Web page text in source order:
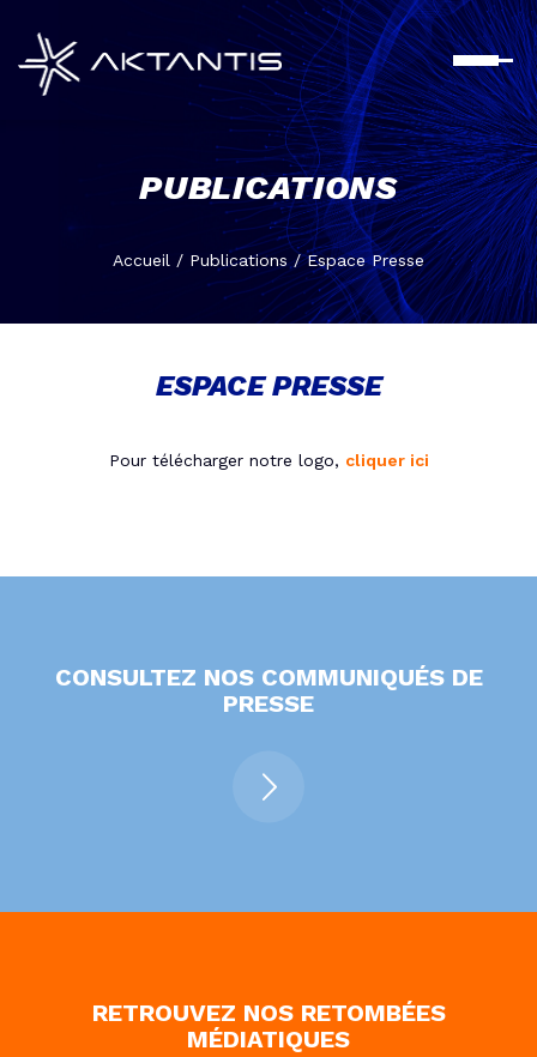
contenu
principal
PUBLICATIONS
Accueil / Publications/Espace Presse
ESPACE PRESSE
Pour télécharger notre logo, cliquer ici
CONSULTEZ NOS COMMUNIQUÉS DE
PRESSE
RETROUVEZ NOS RETOMBÉES
MÉDIATIQUES